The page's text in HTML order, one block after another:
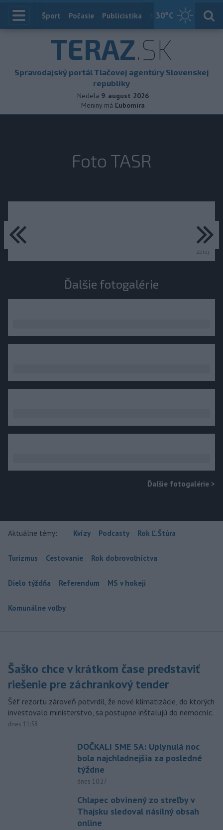
30°C
Index
Šport Počasie Publicistika Slovensko
TERAZ.SK
Spravodajský portál Tlačovej agentúry Slovenskej
republiky
Nedela 9. august 2026
Meniny má Ľubomíra
Foto TASR
Zdroj:
predchádzajúce
Ďalšie fotogalérie
Ďalšie fotogalérie >
Aktuálne témy: Kvízy Podcasty Rok Ľ.Štúra
Turizmus Cestovanie Rok dobrovoľníctva
Dielo týždňa Referendum MS v hokeji
Komunálne voľby
Šaško chce v krátkom čase predstaviť
riešenie pre záchrankový tender
Šéf rezortu zároveň potvrdil, že nové klimatizácie, do ktorých
investovalo ministerstvo, sa postupne inštalujú do nemocníc.
dnes 11:58
DOČKALI SME SA: Uplynulá noc
bola najchladnejšia za posledné
týždne
dnes 10:27
Chlapec obvinený zo streľby v
Thajsku sledoval násilný obsah
online